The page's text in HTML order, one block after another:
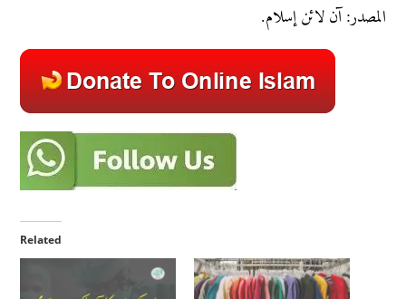
المصدر: آن لائن إسلام.
Related